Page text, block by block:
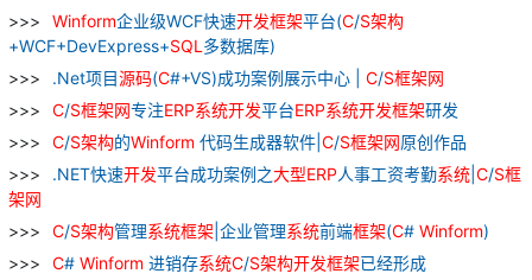
Winform企业级WCF快速开发框架平台(C/S架构
+WCF+DevExpress+SQL 多数据库)
.Net项目源码(C#+VS)成功案例展示中心 | C/S框架网
C/S框架网专注ERP系统开发平台ERP系统开发框架研发
C/S架构的Winform 代码生成器软件| C/S框架网原创作品
.NET快速开发平台成功案例之大型ERP人事工资考勤系统 C/S框
架网
C/S架构管理系统框架 |企业管理系统前端框架(C# Winform)
C# Winform 进销存系统C/S架构开发框架已经形成